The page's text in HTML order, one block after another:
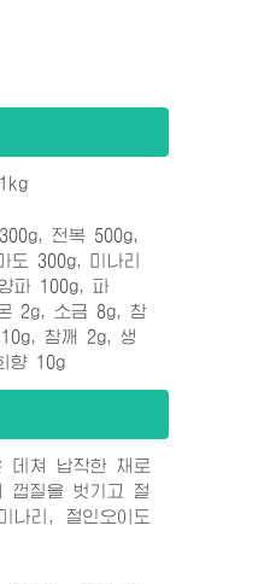
전복 500g,
도 300g, 미나리
파 100g, 파
2g, 소금 8g, 참
참깨 2g, 생
향 10g
데쳐 납작한 채로
껍질을 벗기고 절
나리, 절인오이도